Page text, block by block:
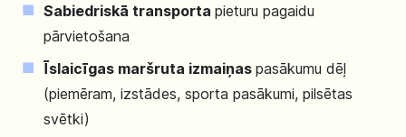
Sabiedriskā transporta pieturu pagaidu
pārvietošana
Īslaicīgas maršruta izmaiņas pasākumu dēļ
(piemēram, izstādes, sporta pasākumi, pilsētas
svētki)